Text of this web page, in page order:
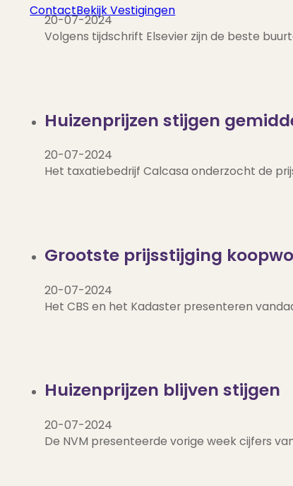
ContactBekijk Vestigingen
20-07-2024
Volgens tijdschrift Elsevier zijn de beste
Huizenprijzen stijgen
20-07-2024
Het taxatiebedrijf Calcasa onderzocht de
Grootste prijsstijging
20-07-2024
Het CBS en het Kadaster presenteren
Huizenprijzen blijven stijgen
20-07-2024
De NVM presenteerde vorige week cijfers